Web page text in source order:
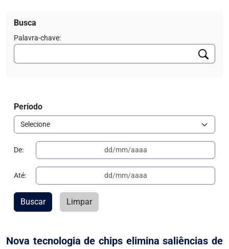
Nova tecnologia de chips elimina saliências de
Busca
Palavra-chave:
Período
De:
Até:
Buscar Limpar